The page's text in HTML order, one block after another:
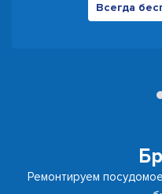
Всегда
Ремонтируем